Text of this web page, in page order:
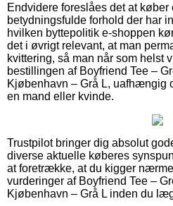
Endvidere foreslåes det at
betydningsfulde forhold der har
hvilken byttepolitik e-shoppen
det i øvrigt relevant, at man
kvittering, så man når som helst
bestillingen af Boyfriend Tee –
Kjøbenhavn – Grå L, uafhængig
en mand eller kvinde.
Trustpilot bringer dig absolut
diverse aktuelle køberes
at foretrække, at du kigger
vurderinger af Boyfriend Tee –
Kjøbenhavn – Grå L inden du